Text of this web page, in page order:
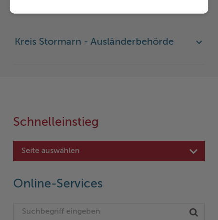
Kreis Stormarn - Ausländerbehörde
Schnelleinstieg
Seite auswählen
Online-Services